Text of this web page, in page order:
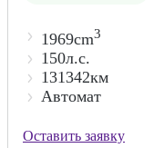
1969cm3
150л.с.
131342км
Автомат
Оставить заявку